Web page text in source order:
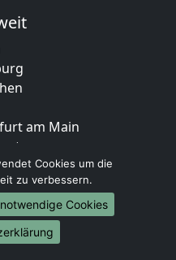
am Main
Cookies um die
zu verbessern.
Cookies